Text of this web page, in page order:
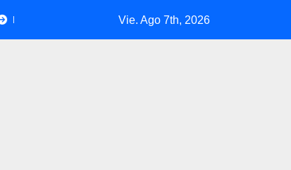
nacional con exdiputados opositores de la AN de 2015
Vie. Ago 7th, 2026